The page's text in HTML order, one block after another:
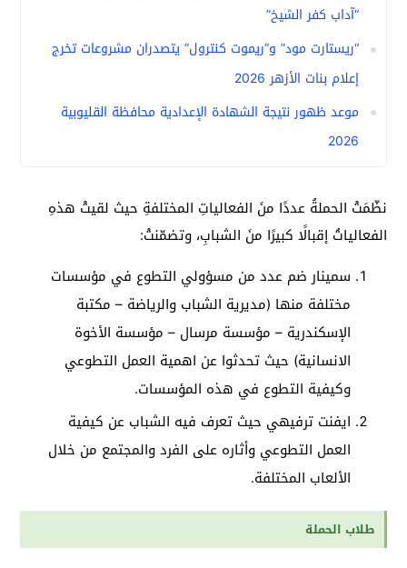
“آداب كفر الشيخ”
“ريستارت مود” و”ريموت كنترول” يتصدران مشروعات تخرج
إعلام بنات الأزهر 2026
موعد ظهور نتيجة الشهادة الإعدادية محافظة القليوبية
2026
نظّمَتْ الحملةُ عددًا منَ الفعالياتِ المختلفةِ حيث لقيتْ هذهِ
الفعالياتُ إقبالًا كبيرًا منَ الشبابِ، وتضمّنتْ:
سمينار ضم عدد من مسؤولي التطوع في مؤسسات
مختلفة منها (مديرية الشباب والرياضة – مكتبة
الإسكندرية – مؤسسة مرسال – مؤسسة الأخوة
الانسانية) حيث تحدثوا عن اهمية العمل التطوعي
وكيفية التطوع في هذه المؤسسات.
ايفنت ترفيهي حيث تعرف فيه الشباب عن كيفية
العمل التطوعي وأثاره على الفرد والمجتمع من خلال
الألعاب المختلفة.
طلاب الحملة